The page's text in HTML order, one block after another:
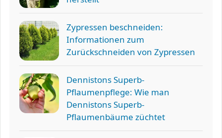
Zypressen beschneiden:
Informationen zum
Zurückschneiden von Zypressen
Dennistons Superb-
Pflaumenpflege: Wie man
Dennistons Superb-
Pflaumenbäume züchtet